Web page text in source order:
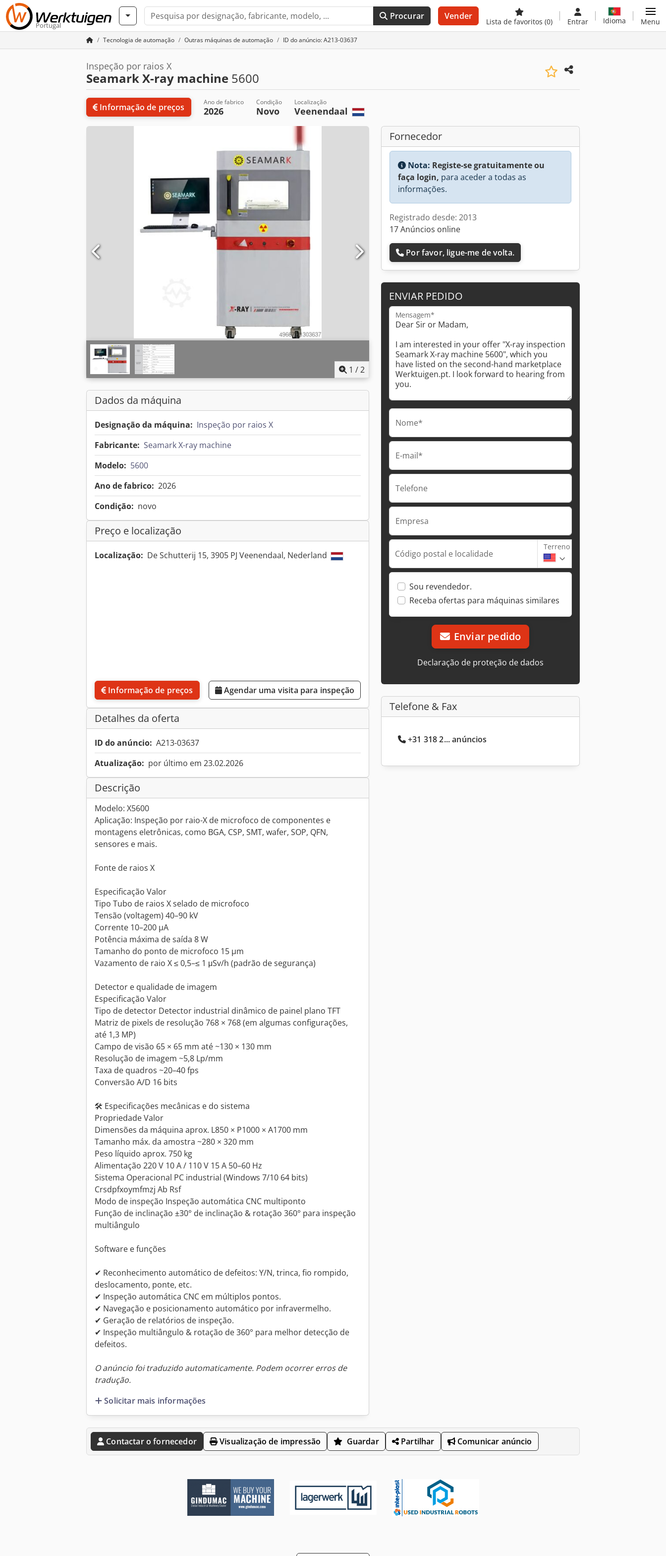
Portugal
Procurar Vender
Lista de favoritos (0) Entrar Idioma Menu
Tecnologia de automação Outras máquinas de automação ID do anúncio: A213-03637
Inspeção por raios X
Seamark X-ray machine 5600
Informação de preços Ano de fabrico
2026
Condição
Novo
Localização
Veenendaal
1 /2
Dados da máquina
Designação da máquina: Inspeção por raios X
Fabricante: Seamark X-ray machine
Modelo: 5600
Ano de fabrico: 2026
Condição: novo
Preço e localização
Localização: De Schutterij 15, 3905 PJ Veenendaal, Nederland
Informação de preços Agendar uma visita para inspeção
Detalhes da oferta
ID do anúncio: A213-03637
Atualização: por último em 23.02.2026
Descrição
Modelo: X5600
Aplicação: Inspeção por raio-X de microfoco de componentes e
montagens eletrônicas, como BGA, CSP, SMT, wafer, SOP, QFN,
sensores e mais.
Fonte de raios X
Especificação Valor
Tipo Tubo de raios X selado de microfoco
Tensão (voltagem) 40–90 kV
Corrente 10–200 µA
Potência máxima de saída 8 W
Tamanho do ponto de microfoco 15 µm
Vazamento de raio X ≤ 0,5–≤ 1 μSv/h (padrão de segurança)
Detector e qualidade de imagem
Especificação Valor
Tipo de detector Detector industrial dinâmico de painel plano TFT
Matriz de pixels de resolução 768 × 768 (em algumas configurações,
até 1,3 MP)
Campo de visão 65 × 65 mm até ~130 × 130 mm
Resolução de imagem ~5,8 Lp/mm
Taxa de quadros ~20–40 fps
Conversão A/D 16 bits
🛠️ Especificações mecânicas e do sistema
Propriedade Valor
Dimensões da máquina aprox. L850 × P1000 × A1700 mm
Tamanho máx. da amostra ~280 × 320 mm
Peso líquido aprox. 750 kg
Alimentação 220 V 10 A / 110 V 15 A 50–60 Hz
Sistema Operacional PC industrial (Windows 7/10 64 bits)
Crsdpfxoymfmzj Ab Rsf
Modo de inspeção Inspeção automática CNC multiponto
Função de inclinação ±30° de inclinação & rotação 360° para inspeção
multiângulo
Software e funções
✔ Reconhecimento automático de defeitos: Y/N, trinca, fio rompido,
deslocamento, ponte, etc.
✔ Inspeção automática CNC em múltiplos pontos.
✔ Navegação e posicionamento automático por infravermelho.
✔ Geração de relatórios de inspeção.
✔ Inspeção multiângulo & rotação de 360° para melhor detecção de
defeitos.
O anúncio foi traduzido automaticamente. Podem ocorrer erros de
tradução.
Solicitar mais informações
Fornecedor
Nota: Registe-se gratuitamente ou
faça login, para aceder a todas as
informações.
Registrado desde: 2013
17 Anúncios online
Por favor, ligue-me de volta.
ENVIAR PEDIDO
Mensagem*
Nome*
E-mail*
Telefone
Empresa
Código postal e localidade
Terreno
Sou revendedor.
Receba ofertas para máquinas similares
Enviar pedido
Declaração de proteção de dados
Telefone & Fax
+31 318 2... anúncios
Contactar o fornecedor Visualização de impressão Guardar Partilhar Comunicar anúncio